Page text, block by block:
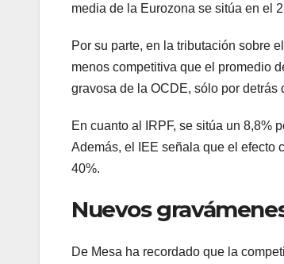
media de la Eurozona se sitúa en el
Por su parte, en la tributación sobre
menos competitiva que el promedio
gravosa de la OCDE, sólo por detrás
En cuanto al IRPF, se sitúa un 8,8%
Además, el IEE señala que el efecto
40%.
Nuevos
De Mesa ha recordado que la